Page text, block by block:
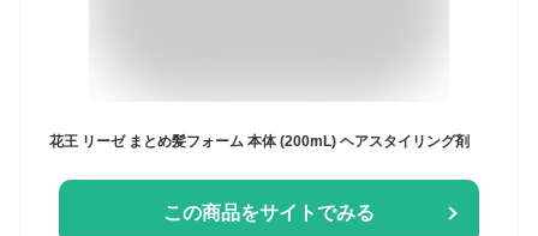
花王 リーゼ まとめ髪フォーム 本体 (200mL) ヘアスタイリング剤
この商品をサイトでみる